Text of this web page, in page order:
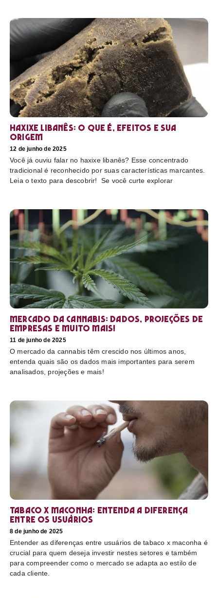
Haxixe libanês: O que é, efeitos e sua
origem
12 de junho de 2025
Você já ouviu falar no haxixe libanês? Esse concentrado
tradicional é reconhecido por suas características marcantes.
Leia o texto para descobrir! Se você curte explorar
Mercado da cannabis: Dados, projeções de
empresas e muito mais!
11 de junho de 2025
O mercado da cannabis têm crescido nos últimos anos,
entenda quais são os dados mais importantes para serem
analisados, projeções e mais!
Tabaco x maconha: Entenda a diferença
entre os usuários
8 de junho de 2025
Entender as diferenças entre usuários de tabaco x maconha é
crucial para quem deseja investir nestes setores e também
para compreender como o mercado se adapta ao estilo de
cada cliente.